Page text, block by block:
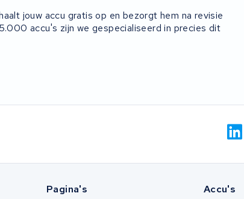
jouw accu gratis op en bezorgt hem na revisie
accu's zijn we gespecialiseerd in precies dit
Pagina's
Accu's